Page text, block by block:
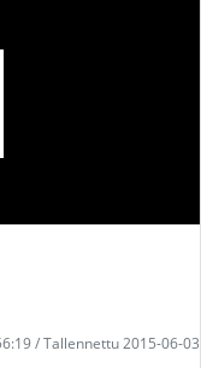
/ Tallennettu 2015-06-03